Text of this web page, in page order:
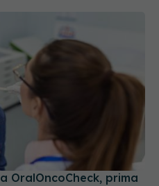
OralOncoCheck, prima